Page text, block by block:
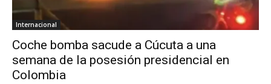
Internacional
Coche bomba sacude a Cúcuta a una
semana de la posesión presidencial en
Colombia